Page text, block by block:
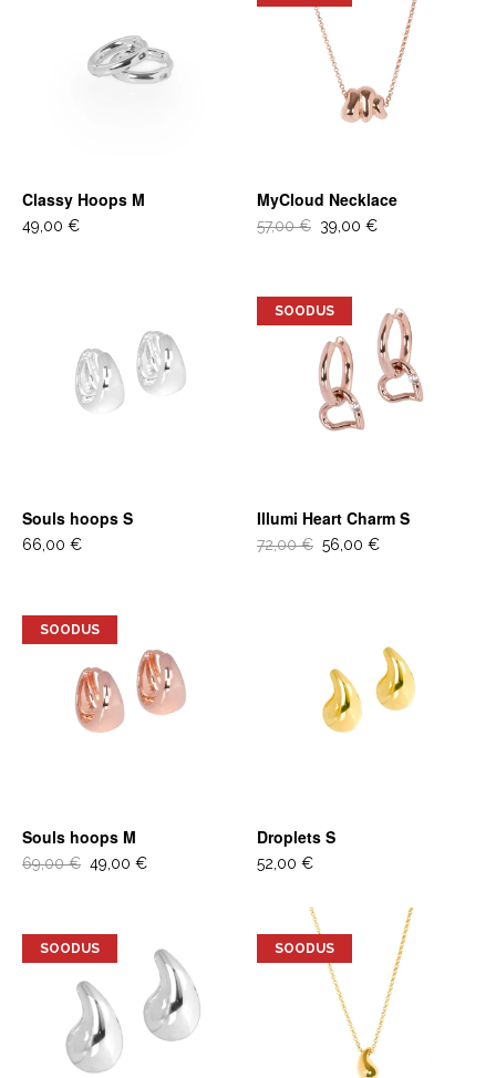
Classy Hoops M
49,00 €
MyCloud Necklace
57,00 € 39,00 €
Souls hoops S
66,00 €
SOODUS
Illumi Heart Charm S
72,00 € 56,00 €
SOODUS
Souls hoops M
69,00 € 49,00 €
Droplets S
52,00 €
SOODUS SOODUS